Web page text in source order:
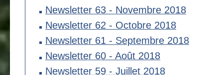
Newsletter 63 - Novembre 2018
Newsletter 62 - Octobre 2018
Newsletter 61 - Septembre 2018
Newsletter 60 - Août 2018
Newsletter 59 - Juillet 2018